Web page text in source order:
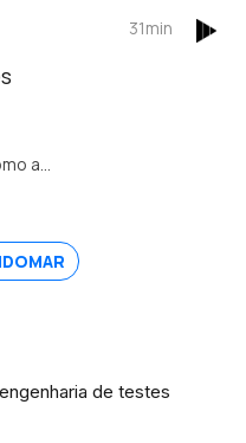
a
31min
de testes